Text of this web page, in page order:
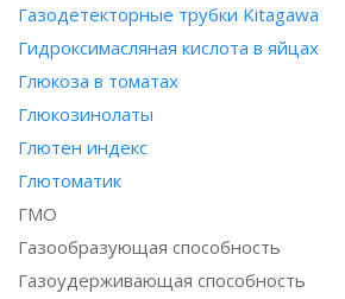
Газодетекторные трубки Kitagawa
Гидроксимасляная кислота в яйцах
Глюкоза в томатах
Глюкозинолаты
Глютен индекс
Глютоматик
ГМО
Газообразующая способность
Газоудерживающая способность